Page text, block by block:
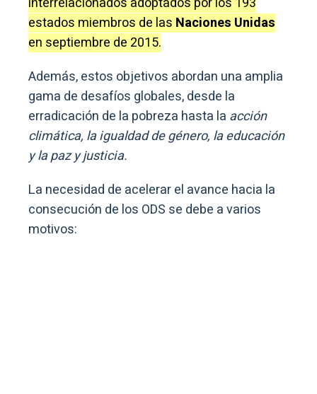
estados miembros de las Naciones Unidas
en septiembre de 2015.
Además, estos objetivos abordan una amplia
gama de desafíos globales, desde la
erradicación de la pobreza hasta la acción
climática, la igualdad de género, la educación
y la paz y justicia.
La necesidad de acelerar el avance hacia la
consecución de los ODS se debe a varios
motivos: